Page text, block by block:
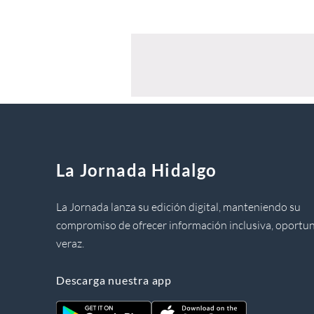
La Jornada Hidalgo
La Jornada lanza su edición digital, manteniendo su
compromiso de ofrecer información inclusiva,
veraz.
Descarga nuestra app